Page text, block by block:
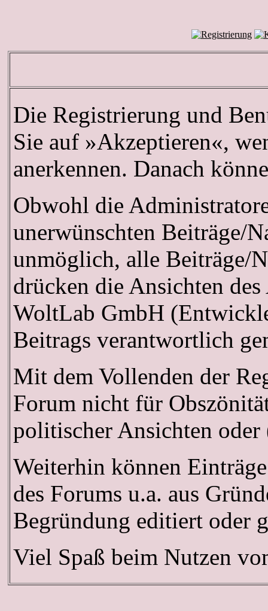
Die Registrierung und
Sie auf »Akzeptieren«,
anerkennen. Danach
Obwohl die
unerwünschten Beiträge/
unmöglich, alle Beiträge/
drücken die Ansichten
WoltLab GmbH
Beitrags verantwortlich
Mit dem Vollenden der
Forum nicht für
politischer Ansichten oder
Weiterhin können
des Forums u.a. aus
Begründung editiert oder
Viel Spaß beim Nutzen